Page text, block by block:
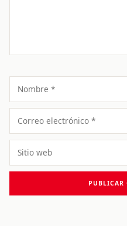
Nombre
Correo
electrónico
Sitio
web